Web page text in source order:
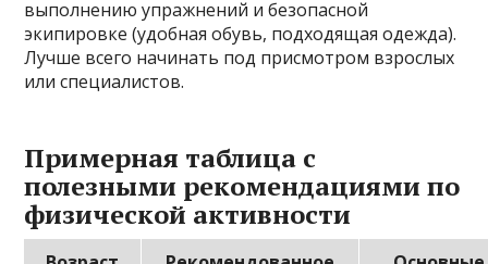
выполнению упражнений и безопасной
экипировке (удобная обувь, подходящая одежда).
Лучше всего начинать под присмотром взрослых
или специалистов.
Примерная таблица с
полезными рекомендациями по
физической активности